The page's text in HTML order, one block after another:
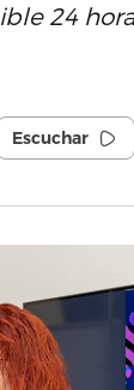
24
Escuchar